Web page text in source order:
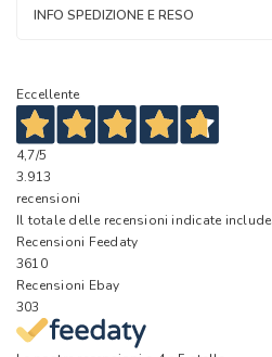
INFO SPEDIZIONE E RESO
Eccellente
4,7/5
3.913
recensioni
Il totale delle recensioni indicate
Recensioni Feedaty
3610
Recensioni Ebay
303